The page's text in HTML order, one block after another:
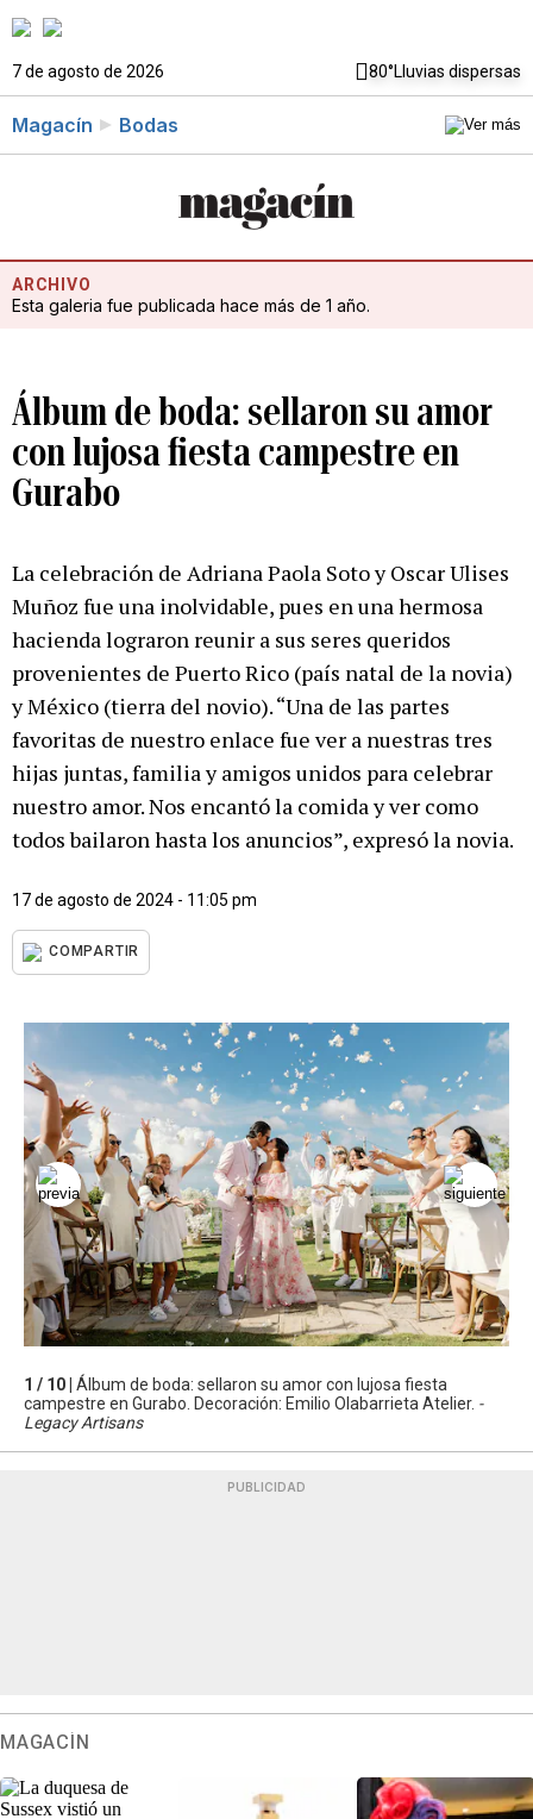
7 de agosto de 2026 80°Lluvias dispersas
Magacín Bodas
ARCHIVO
Esta galeria fue publicada hace más de 1 año.
Álbum de boda: sellaron su amor
con lujosa fiesta campestre en
Gurabo
La celebración de Adriana Paola Soto y Oscar Ulises
Muñoz fue una inolvidable, pues en una hermosa
hacienda lograron reunir a sus seres queridos
provenientes de Puerto Rico (país natal de la novia)
y México (tierra del novio). “Una de las partes
favoritas de nuestro enlace fue ver a nuestras tres
hijas juntas, familia y amigos unidos para celebrar
nuestro amor. Nos encantó la comida y ver como
todos bailaron hasta los anuncios”, expresó la novia.
17 de agosto de 2024 - 11:05 pm
COMPARTIR
1 / 10 | Álbum de boda: sellaron su amor con lujosa fiesta
campestre en Gurabo. Decoración: Emilio Olabarrieta Atelier. -
Legacy Artisans
PUBLICIDAD
MAGACÍN